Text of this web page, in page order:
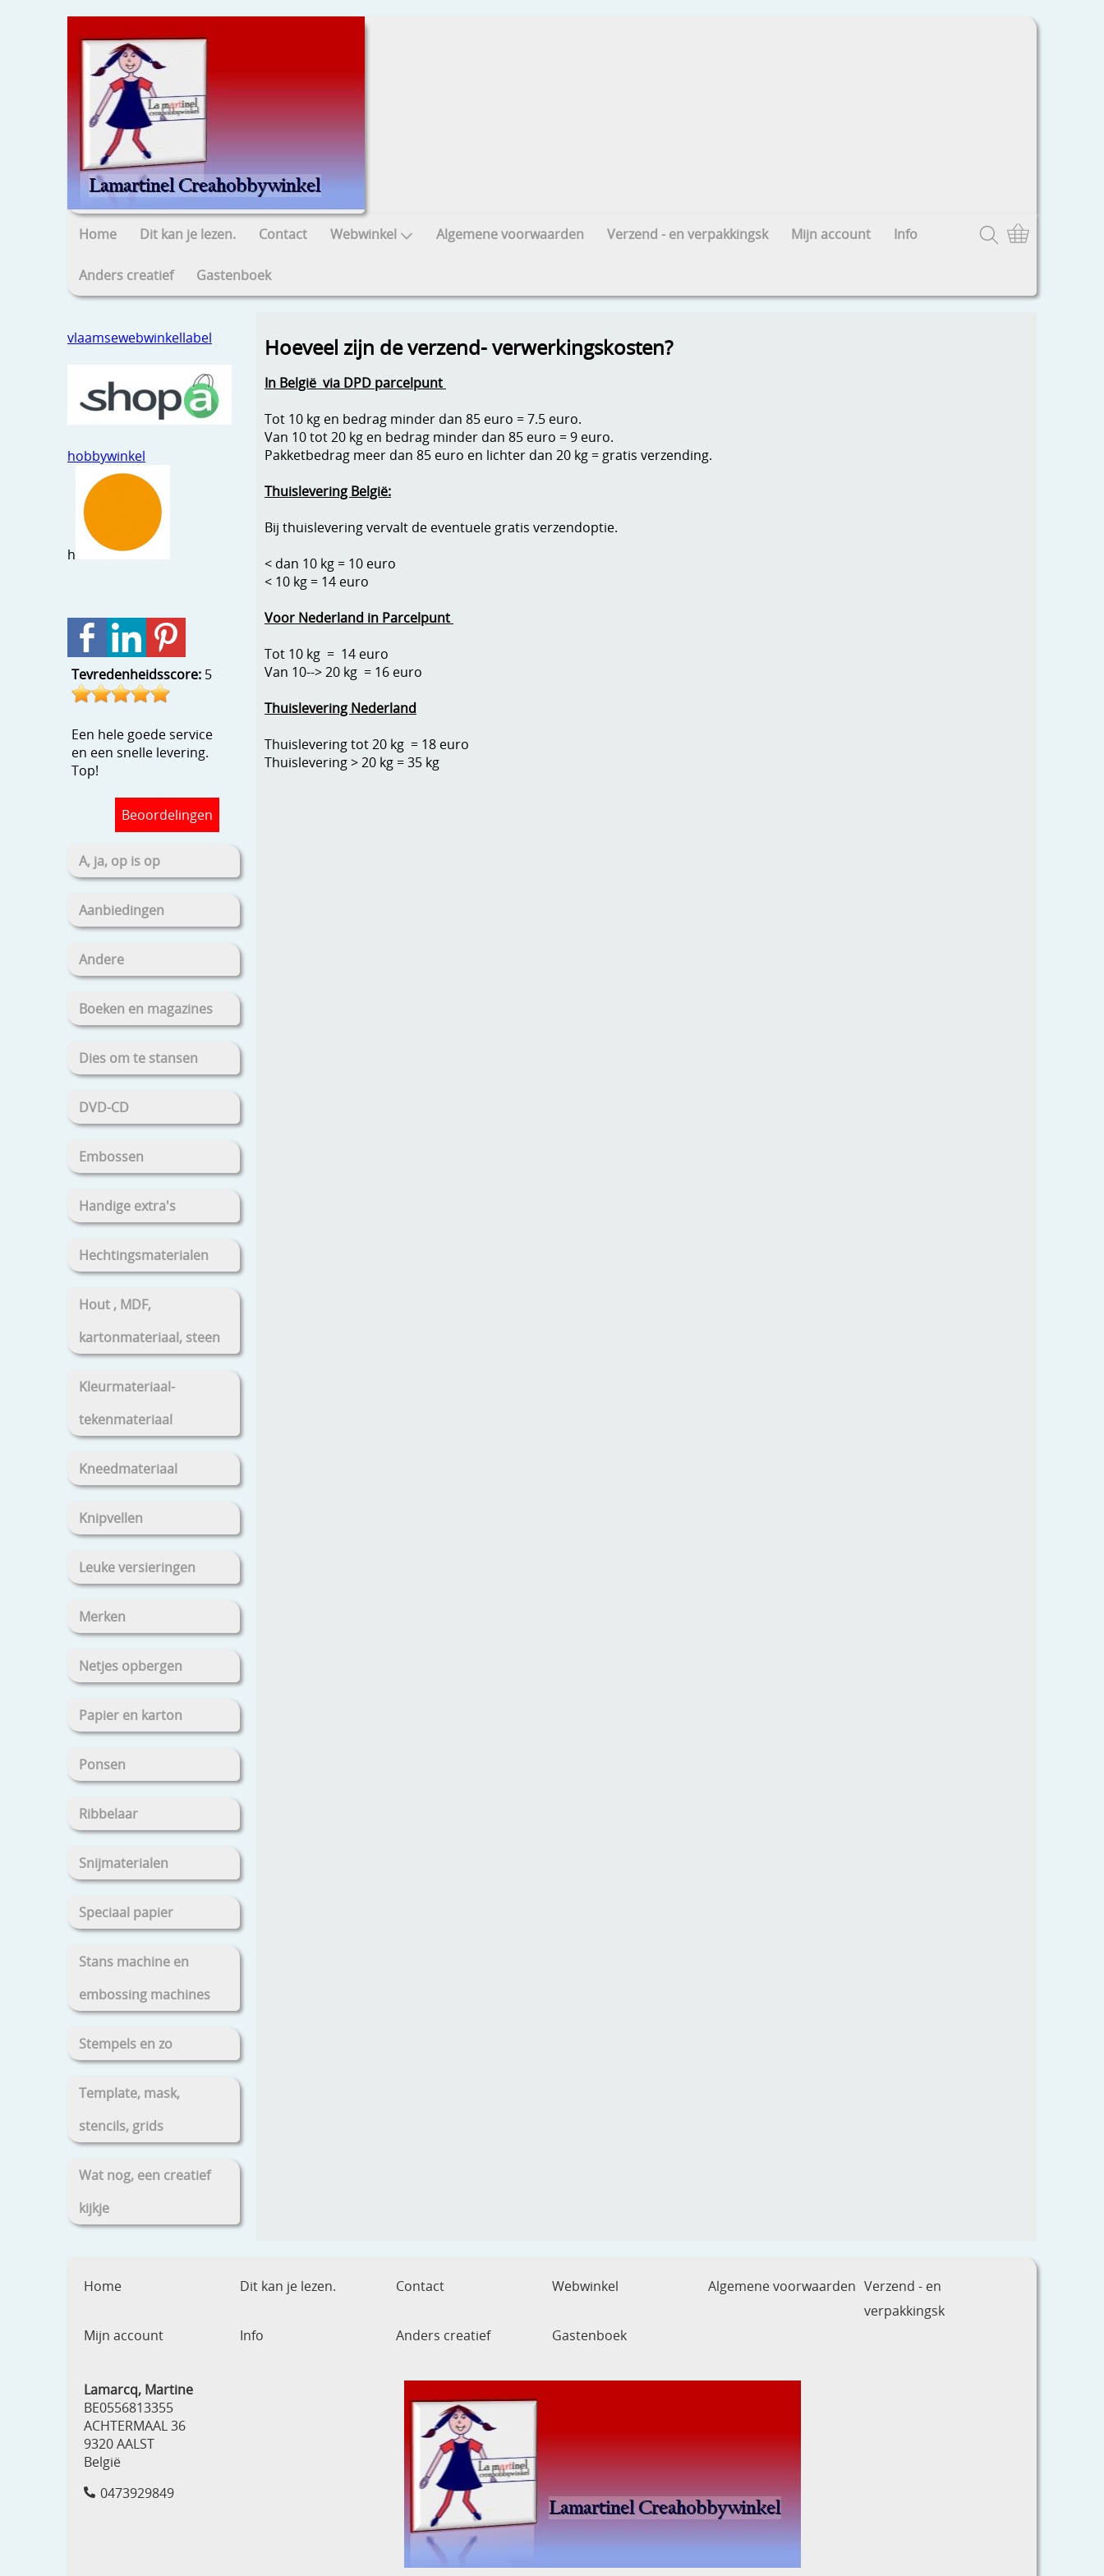
Home Dit kan je lezen. Contact Webwinkel Algemene voorwaarden Verzend - en verpakkingsk Mijn account Info
Anders creatief Gastenboek
vlaamsewebwinkellabel
hobbywinkel
h
Tevredenheidsscore: 5
Een hele goede service
en een snelle levering.
Top!
Beoordelingen
A, ja, op is op
Aanbiedingen
Andere
Boeken en magazines
Dies om te stansen
DVD-CD
Embossen
Handige extra's
Hechtingsmaterialen
Hout , MDF,
kartonmateriaal, steen
Kleurmateriaal-
tekenmateriaal
Kneedmateriaal
Knipvellen
Leuke versieringen
Merken
Netjes opbergen
Papier en karton
Ponsen
Ribbelaar
Snijmaterialen
Speciaal papier
Stans machine en
embossing machines
Stempels en zo
Template, mask,
stencils, grids
Wat nog, een creatief
kijkje
Hoeveel zijn de verzend- verwerkingskosten?
In België via DPD parcelpunt
Tot 10 kg en bedrag minder dan 85 euro = 7.5 euro.
Van 10 tot 20 kg en bedrag minder dan 85 euro = 9 euro.
Pakketbedrag meer dan 85 euro en lichter dan 20 kg = gratis verzending.
Thuislevering België:
Bij thuislevering vervalt de eventuele gratis verzendoptie.
< dan 10 kg = 10 euro
< 10 kg = 14 euro
Voor Nederland in Parcelpunt
Tot 10 kg = 14 euro
Van 10--> 20 kg = 16 euro
Thuislevering Nederland
Thuislevering tot 20 kg = 18 euro
Thuislevering > 20 kg = 35 kg
Home Dit kan je lezen. Contact Webwinkel Algemene voorwaarden Verzend - en
verpakkingsk
Mijn account
Info Anders creatief Gastenboek
Lamarcq, Martine
BE0556813355
ACHTERMAAL 36
9320 AALST
België
0473929849